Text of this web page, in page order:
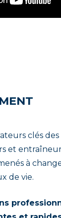
clés
et
à
de vie.